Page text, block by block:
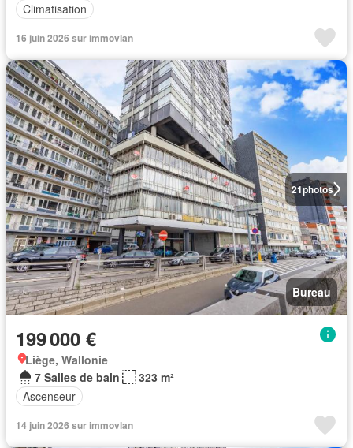
Climatisation
16 juin 2026 sur immovlan
21photos
Bureau
199 000 €
Liège, Wallonie
7 Salles de bain
323 m²
Ascenseur
14 juin 2026 sur immovlan